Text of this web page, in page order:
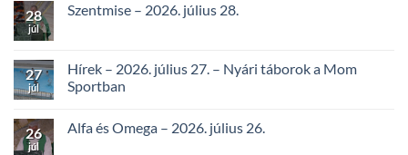
28
júl
Szentmise – 2026. július 28.
27
júl
Hírek – 2026. július 27. – Nyári táborok a Mom
Sportban
26
júl
Alfa és Omega – 2026. július 26.